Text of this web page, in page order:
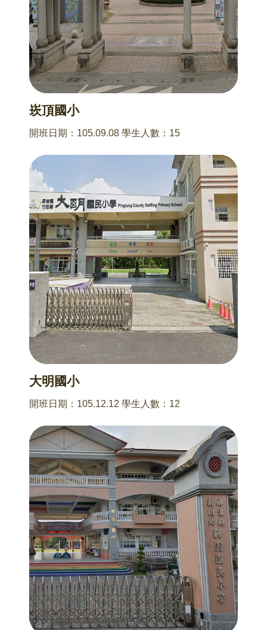
崁頂國小
開班日期：105.09.08 學生人數：15
大明國小
開班日期：105.12.12 學生人數：12